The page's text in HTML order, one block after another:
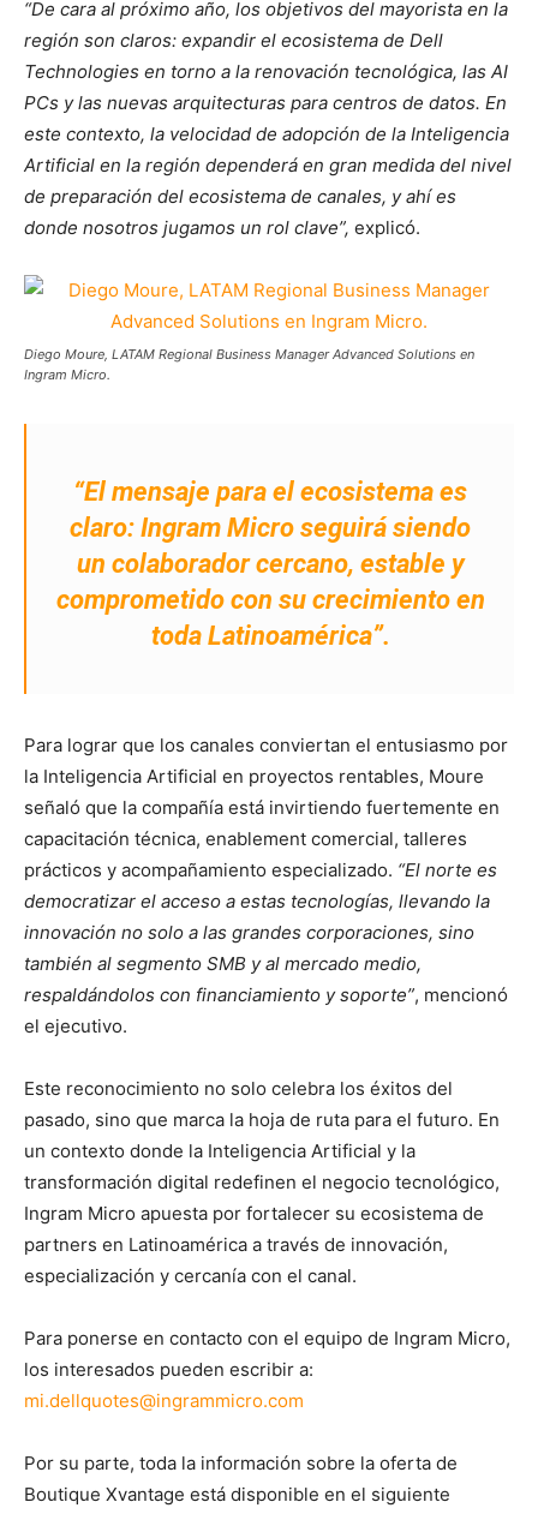
“De cara al próximo año, los objetivos del mayorista en la
región son claros: expandir el ecosistema de Dell
Technologies en torno a la renovación tecnológica, las AI
PCs y las nuevas arquitecturas para centros de datos. En
este contexto, la velocidad de adopción de la Inteligencia
Artificial en la región dependerá en gran medida del nivel
de preparación del ecosistema de canales, y ahí es
donde nosotros jugamos un rol clave”, explicó.
Diego Moure, LATAM Regional Business Manager Advanced Solutions en
Ingram Micro.
“El mensaje para el ecosistema es
claro: Ingram Micro seguirá siendo
un colaborador cercano, estable y
comprometido con su crecimiento en
toda Latinoamérica”.
Para lograr que los canales conviertan el entusiasmo por
la Inteligencia Artificial en proyectos rentables, Moure
señaló que la compañía está invirtiendo fuertemente en
capacitación técnica, enablement comercial, talleres
prácticos y acompañamiento especializado. “El norte es
democratizar el acceso a estas tecnologías, llevando la
innovación no solo a las grandes corporaciones, sino
también al segmento SMB y al mercado medio,
respaldándolos con financiamiento y soporte”, mencionó
el ejecutivo.
Este reconocimiento no solo celebra los éxitos del
pasado, sino que marca la hoja de ruta para el futuro. En
un contexto donde la Inteligencia Artificial y la
transformación digital redefinen el negocio tecnológico,
Ingram Micro apuesta por fortalecer su ecosistema de
partners en Latinoamérica a través de innovación,
especialización y cercanía con el canal.
Para ponerse en contacto con el equipo de Ingram Micro,
los interesados pueden escribir a:
mi.dellquotes@ingrammicro.com
Por su parte, toda la información sobre la oferta de
Boutique Xvantage está disponible en el siguiente